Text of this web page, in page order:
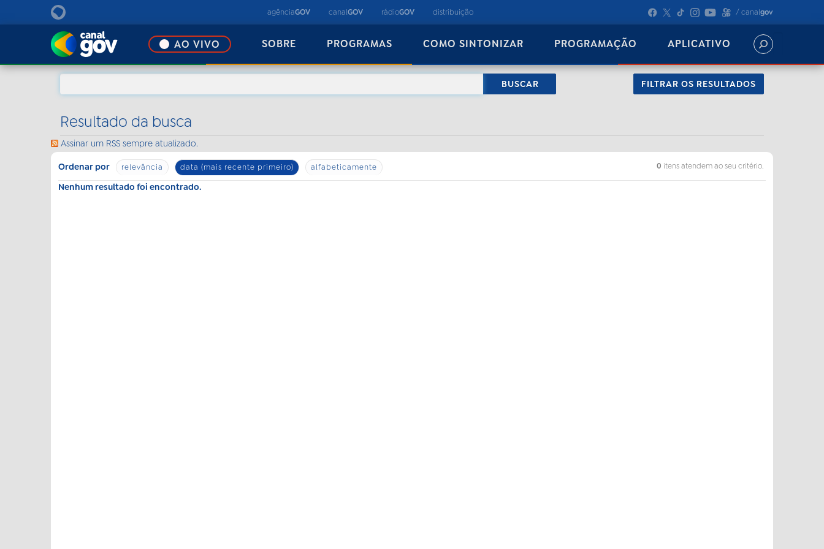
agênciaGOV canalGOV rádioGOV distribuição / canalgov
AO VIVO SOBRE PROGRAMAS COMO SINTONIZAR PROGRAMAÇÃO APLICATIVO
FILTRAR OS RESULTADOS
Resultado da busca
Assinar um RSS sempre atualizado.
0 itens atendem ao seu critério.
Ordenar por relevância data (mais recente primeiro) alfabeticamente
Nenhum resultado foi encontrado.